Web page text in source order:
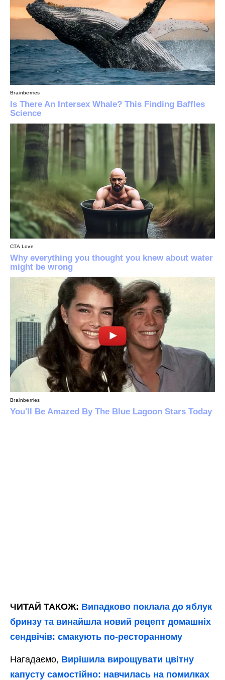
ЧИТАЙ ТАКОЖ: Випадково поклала до яблук
бринзу та винайшла новий рецепт домашніх
сендвічів: смакують по-ресторанному
Нагадаємо, Вирішила вирощувати цвітну
капусту самостійно: навчилась на помилках